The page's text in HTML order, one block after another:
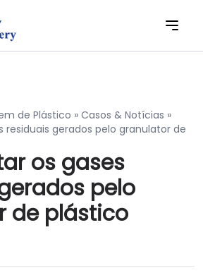
de Plástico » Casos & Notícias »
residuais gerados pelo granulator de
os gases
pelo
de plástico